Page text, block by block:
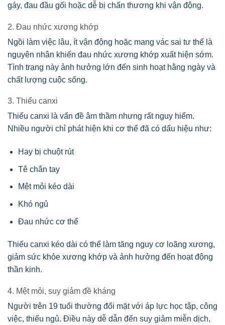
gáy, đau đầu gối hoặc dễ bị chấn thương khi vận động.
2. Đau nhức xương khớp
Ngồi làm việc lâu, ít vận động hoặc mang vác sai tư thế là
nguyên nhân khiến đau nhức xương khớp xuất hiện sớm.
Tình trạng này ảnh hưởng lớn đến sinh hoạt hằng ngày và
chất lượng cuộc sống.
3. Thiếu canxi
Thiếu canxi là vấn đề âm thầm nhưng rất nguy hiểm.
Nhiều người chỉ phát hiện khi cơ thể đã có dấu hiệu như:
Hay bị chuột rút
Tê chân tay
Mệt mỏi kéo dài
Khó ngủ
Đau nhức cơ thể
Thiếu canxi kéo dài có thể làm tăng nguy cơ loãng xương,
giảm sức khỏe xương khớp và ảnh hưởng đến hoạt động
thần kinh.
4. Mệt mỏi, suy giảm đề kháng
Người trên 19 tuổi thường đối mặt với áp lực học tập, công
việc, thiếu ngủ. Điều này dễ dẫn đến suy giảm miễn dịch,